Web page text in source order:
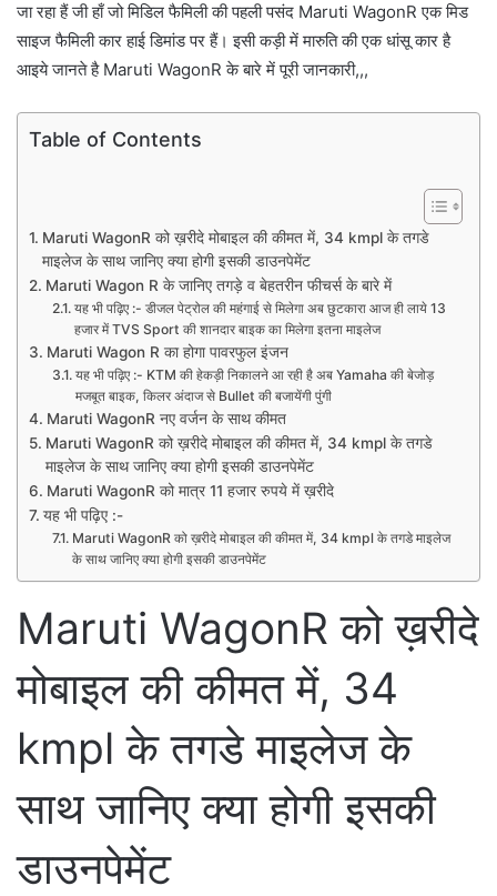
जा रहा हैं जी हाँ जो मिडिल फैमिली की पहली पसंद Maruti WagonR एक मिड
साइज फैमिली कार हाई डिमांड पर हैं। इसी कड़ी में मारुति की एक धांसू कार है
आइये जानते है Maruti WagonR के बारे में पूरी जानकारी,,,
Table of Contents
Maruti WagonR को ख़रीदे मोबाइल की कीमत में, 34 kmpl के तगडे
माइलेज के साथ जानिए क्या होगी इसकी डाउनपेमेंट
Maruti Wagon R के जानिए तगड़े व बेहतरीन फीचर्स के बारे में
यह भी पढ़िए :- डीजल पेट्रोल की महंगाई से मिलेगा अब छुटकारा आज ही लाये 13
हजार में TVS Sport की शानदार बाइक का मिलेगा इतना माइलेज
Maruti Wagon R का होगा पावरफुल इंजन
यह भी पढ़िए :- KTM की हेकड़ी निकालने आ रही है अब Yamaha की बेजोड़
मजबूत बाइक, किलर अंदाज से Bullet की बजायेंगी पुंगी
Maruti WagonR नए वर्जन के साथ कीमत
Maruti WagonR को ख़रीदे मोबाइल की कीमत में, 34 kmpl के तगडे
माइलेज के साथ जानिए क्या होगी इसकी डाउनपेमेंट
Maruti WagonR को मात्र 11 हजार रुपये में ख़रीदे
यह भी पढ़िए :-
Maruti WagonR को ख़रीदे मोबाइल की कीमत में, 34 kmpl के तगडे माइलेज
के साथ जानिए क्या होगी इसकी डाउनपेमेंट
Maruti WagonR को ख़रीदे
मोबाइल की कीमत में, 34
kmpl के तगडे माइलेज के
साथ जानिए क्या होगी इसकी
डाउनपेमेंट